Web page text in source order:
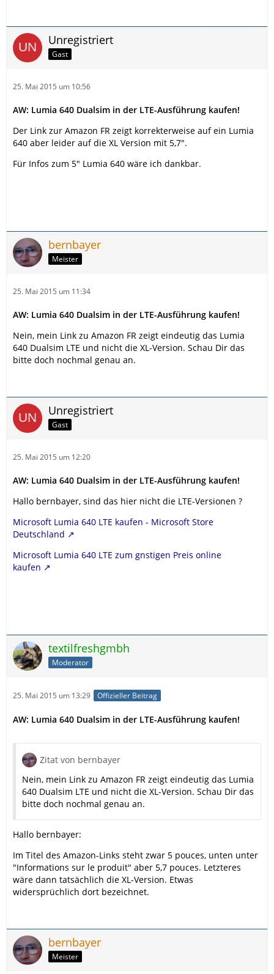
Unregistriert
Gast
25. Mai 2015 um 10:56
AW: Lumia 640 Dualsim in der LTE-Ausführung kaufen!
Der Link zur Amazon FR zeigt korrekterweise auf ein Lumia
640 aber leider auf die XL Version mit 5,7".
Für Infos zum 5" Lumia 640 wäre ich dankbar.
bernbayer
Meister
25. Mai 2015 um 11:34
AW: Lumia 640 Dualsim in der LTE-Ausführung kaufen!
Nein, mein Link zu Amazon FR zeigt eindeutig das Lumia
640 Dualsim LTE und nicht die XL-Version. Schau Dir das
bitte doch nochmal genau an.
Unregistriert
Gast
25. Mai 2015 um 12:20
AW: Lumia 640 Dualsim in der LTE-Ausführung kaufen!
Hallo bernbayer, sind das hier nicht die LTE-Versionen ?
Microsoft Lumia 640 LTE kaufen - Microsoft Store
Deutschland
Microsoft Lumia 640 LTE zum gnstigen Preis online
kaufen
textilfreshgmbh
Moderator
25. Mai 2015 um 13:29 Offizieller Beitrag
AW: Lumia 640 Dualsim in der LTE-Ausführung kaufen!
Zitat von bernbayer
Nein, mein Link zu Amazon FR zeigt eindeutig das Lumia
640 Dualsim LTE und nicht die XL-Version. Schau Dir das
bitte doch nochmal genau an.
Hallo bernbayer:
Im Titel des Amazon-Links steht zwar 5 pouces, unten unter
"Informations sur le produit" aber 5,7 pouces. Letzteres
wäre dann tatsächlich die XL-Version. Etwas
widersprüchlich dort bezeichnet.
bernbayer
Meister